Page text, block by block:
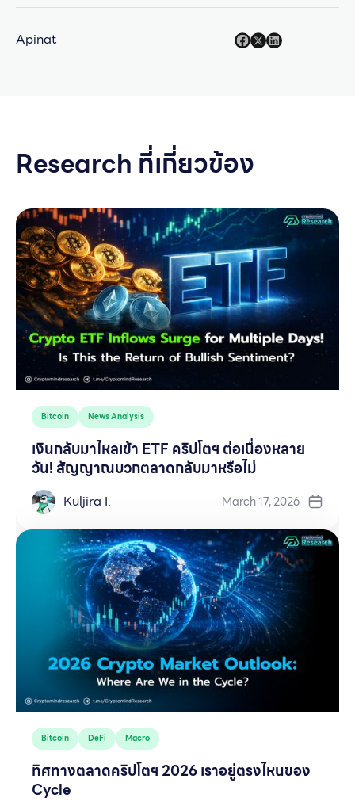
Apinat
Research ที่เกี่ยวข้อง
Bitcoin News Analysis
เงินกลับมาไหลเข้า ETF คริปโตฯ ต่อเนื่องหลาย
วัน! สัญญาณบวกตลาดกลับมาหรือไม่
Kuljira I. March 17, 2026
Bitcoin DeFi Macro
ทิศทางตลาดคริปโตฯ 2026 เราอยู่ตรงไหนของ
Cycle